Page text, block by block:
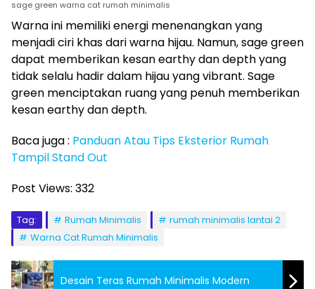
sage green warna cat rumah minimalis
Warna ini memiliki energi menenangkan yang
menjadi ciri khas dari warna hijau. Namun, sage green
dapat memberikan kesan earthy dan depth yang
tidak selalu hadir dalam hijau yang vibrant. Sage
green menciptakan ruang yang penuh memberikan
kesan earthy dan depth.
Baca juga : Panduan Atau Tips Eksterior Rumah
Tampil Stand Out
Post Views: 332
Tag: Rumah Minimalis
rumah minimalis lantai 2
Warna Cat Rumah Minimalis
Desain Teras Rumah Minimalis Modern